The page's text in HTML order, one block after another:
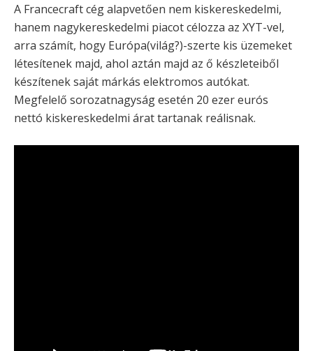
A Francecraft cég alapvetően nem kiskereskedelmi,
hanem nagykereskedelmi piacot célozza az XYT-vel,
arra számít, hogy Európa(világ?)-szerte kis üzemeket
létesítenek majd, ahol aztán majd az ő készleteiből
készítenek saját márkás elektromos autókat.
Megfelelő sorozatnagyság esetén 20 ezer eurós
nettó kiskereskedelmi árat tartanak reálisnak.